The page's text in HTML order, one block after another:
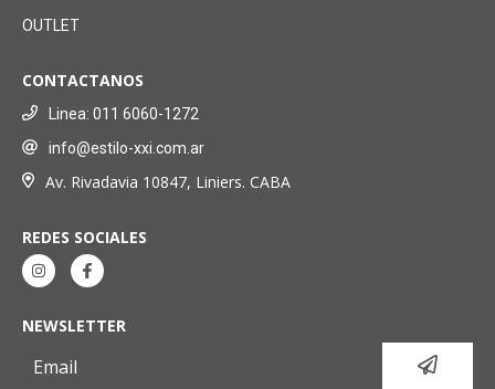
OUTLET
CONTACTANOS
Linea: 011 6060-1272
info@estilo-xxi.com.ar
Av. Rivadavia 10847, Liniers. CABA
REDES SOCIALES
NEWSLETTER